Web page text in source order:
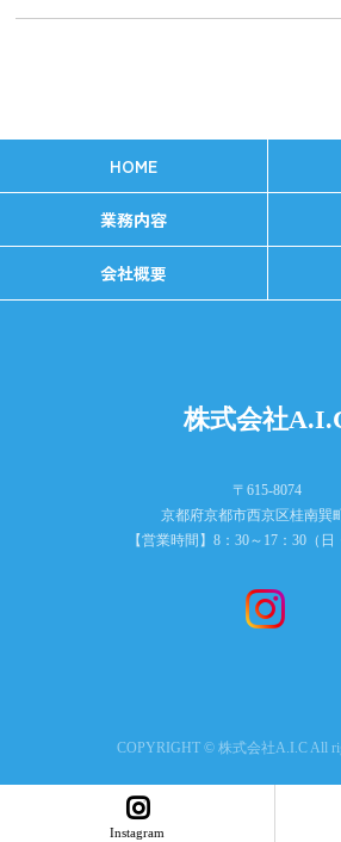
HOME
業務内容
会社概要
株式会社
〒615-8074
京都府京都市西京区桂南巽
【営業時間】8：30～17：30（日
COPYRIGHT © 株式会社A.I.C All
Instagram